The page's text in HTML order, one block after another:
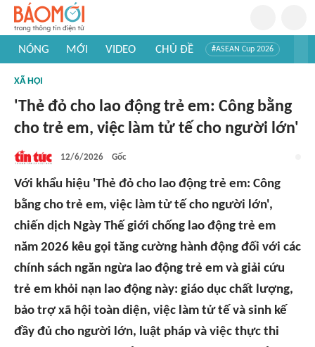
NÓNG MỚI VIDEO CHỦ ĐỀ #ASEAN Cup 2026
#Khám phá thế giới
XÃ HỘI
'Thẻ đỏ cho lao động trẻ em: Công bằng
cho trẻ em, việc làm tử tế cho người lớn'
12/6/2026 Gốc
Với khẩu hiệu 'Thẻ đỏ cho lao động trẻ em: Công
bằng cho trẻ em, việc làm tử tế cho người lớn',
chiến dịch Ngày Thế giới chống lao động trẻ em
năm 2026 kêu gọi tăng cường hành động đối với các
chính sách ngăn ngừa lao động trẻ em và giải cứu
trẻ em khỏi nạn lao động này: giáo dục chất lượng,
bảo trợ xã hội toàn diện, việc làm tử tế và sinh kế
đầy đủ cho người lớn, luật pháp và việc thực thi